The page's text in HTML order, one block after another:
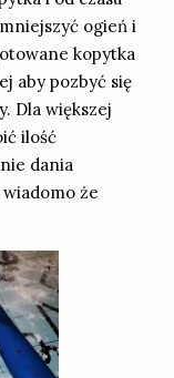
ogień i
kopytka
aby pozbyć się
Dla większej
ilość
dania
że